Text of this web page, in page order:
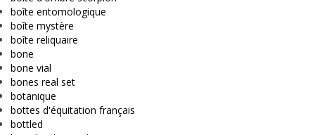
boîte entomologique
boîte mystère
boîte reliquaire
bone
bone vial
bones real set
botanique
bottes d'équitation français
bottled